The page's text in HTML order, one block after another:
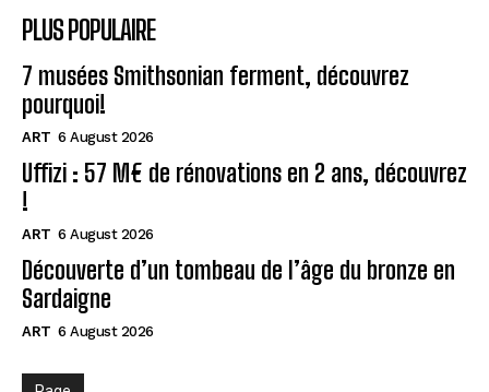
PLUS POPULAIRE
7 musées Smithsonian ferment, découvrez
pourquoi!
ART 6 August 2026
Uffizi : 57 M€ de rénovations en 2 ans, découvrez
!
ART 6 August 2026
Découverte d’un tombeau de l’âge du bronze en
Sardaigne
ART 6 August 2026